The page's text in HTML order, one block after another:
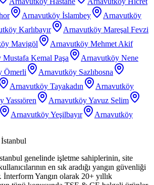
Arnavutköy İslambey
Arnavutköy
Karlıbayır
Arnavutköy Mareşal Fevzi
Mavigöl
Arnavutköy Mehmet Akif
Kemal Paşa
Arnavutköy Nene
Ömerli
Arnavutköy Sazlıbosna
Arnavutköy Tayakadın
Arnavutköy
Yassıören
Arnavutköy Yavuz Selim
Arnavutköy Yeşilbayır
Arnavutköy
genelinde işletme sahiplerinin, site
en sık aradığı yangın güvenliği
Yangın olarak 20+ yıllık